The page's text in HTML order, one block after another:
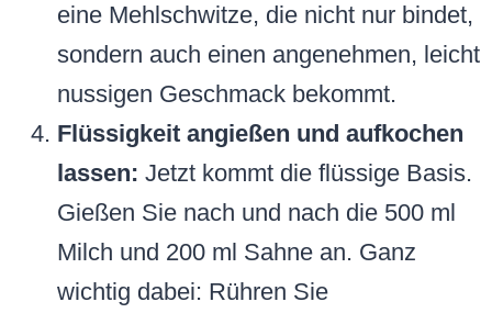
eine Mehlschwitze, die nicht nur bindet,
sondern auch einen angenehmen, leicht
nussigen Geschmack bekommt.
Flüssigkeit angießen und aufkochen
lassen: Jetzt kommt die flüssige Basis.
Gießen Sie nach und nach die 500 ml
Milch und 200 ml Sahne an. Ganz
wichtig dabei: Rühren Sie